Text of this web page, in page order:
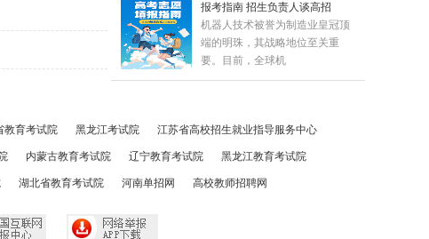
报考指南 招生负责人谈高招
机器人技术被誉为制造业皇冠顶
端的明珠，其战略地位至关重
要。目前，全球机
教育考试院 黑龙江考试院 江苏省高校招生就业指导服务中心
内蒙古教育考试院 辽宁教育考试院 黑龙江教育考试院
湖北省教育考试院 河南单招网 高校教师招聘网